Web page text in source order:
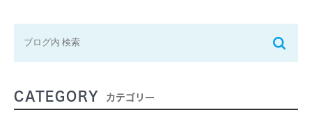
CATEGORY カテゴリー